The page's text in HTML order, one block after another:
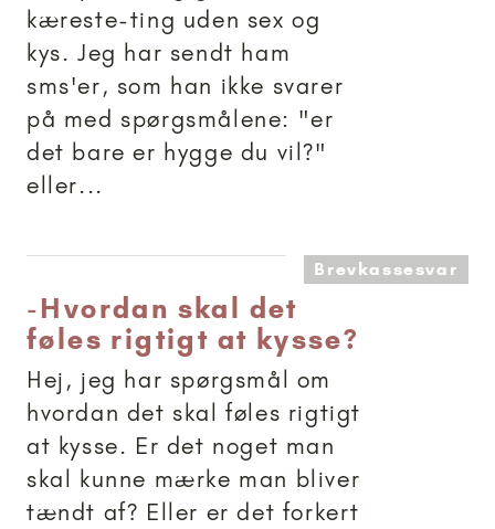
kæreste-ting uden sex og
kys. Jeg har sendt ham
sms'er, som han ikke svarer
på med spørgsmålene: "er
det bare er hygge du vil?"
eller...
Brevkassesvar
-Hvordan skal det
føles rigtigt at kysse?
Hej, jeg har spørgsmål om
hvordan det skal føles rigtigt
at kysse. Er det noget man
skal kunne mærke man bliver
tændt af? Eller er det forkert